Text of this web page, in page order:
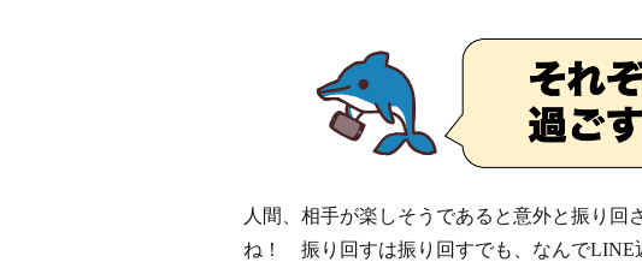
人間、相手が楽しそうであると意外と振り回
ね！ 振り回すは振り回すでも、なんでLINE